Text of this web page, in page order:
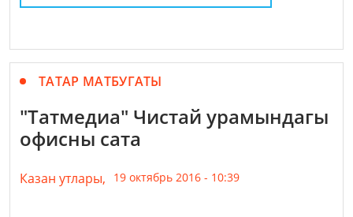
ТАТАР МАТБУГАТЫ
"Татмедиа" Чистай урамындагы
офисны сата
Казан утлары, 19 октябрь 2016 - 10:39